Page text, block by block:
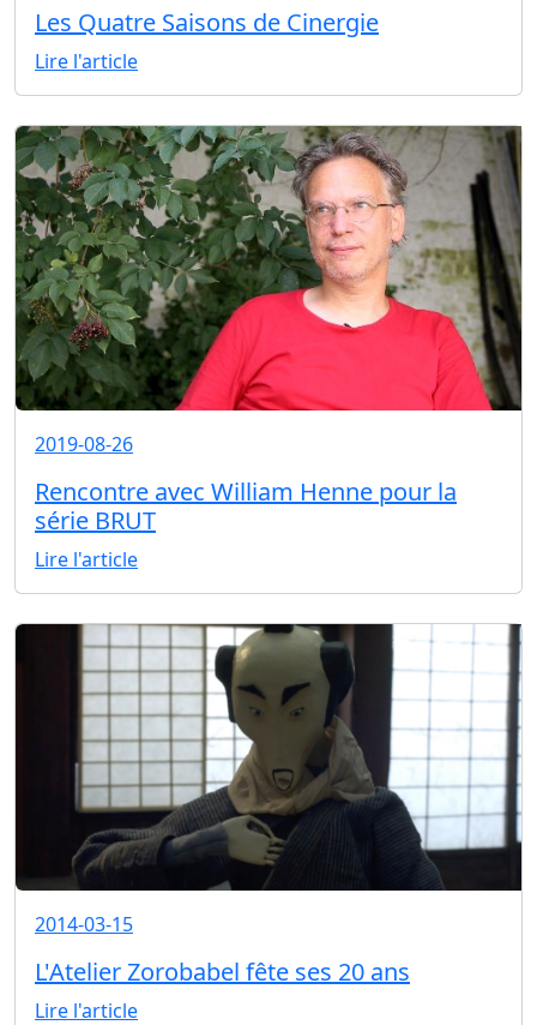
Les Quatre Saisons de Cinergie
Lire l'article
2019-08-26
Rencontre avec William Henne pour la
série BRUT
Lire l'article
2014-03-15
L'Atelier Zorobabel fête ses 20 ans
Lire l'article